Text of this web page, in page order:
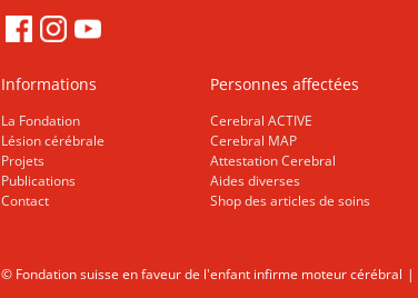
Informations
La Fondation
Lésion cérébrale
Projets
Publications
Contact
Personnes affectées
Cerebral ACTIVE
Cerebral MAP
Attestation Cerebral
Aides diverses
Shop des articles de soins
© Fondation suisse en faveur de l'enfant infirme moteur cérébral